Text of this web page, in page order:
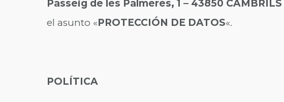
Passeig de les Palmeres, 1 – 43850 CAMBRILS
el asunto «PROTECCIÓN DE DATOS«.
POLÍTICA